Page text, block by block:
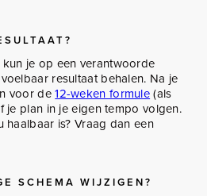
kun je op een verantwoorde
resultaat behalen. Na je
voor de12-weken formule(als
je plan in je eigen tempo volgen.
is? Vraag dan een
SCHEMA WIJZIGEN?